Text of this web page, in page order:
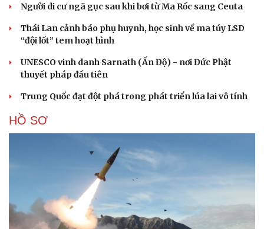
Người di cư ngã gục sau khi bơi từ Ma Rốc sang Ceuta
Thái Lan cảnh báo phụ huynh, học sinh về ma túy LSD
“đội lốt” tem hoạt hình
UNESCO vinh danh Sarnath (Ấn Độ) - nơi Đức Phật
thuyết pháp đầu tiên
Trung Quốc đạt đột phá trong phát triển lúa lai vô tính
HỒ SƠ